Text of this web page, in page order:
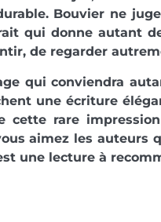
Bouvier ne
qui donne autant
de regarder
qui conviendra
une écriture
cette rare
aimez les auteurs
une lecture à